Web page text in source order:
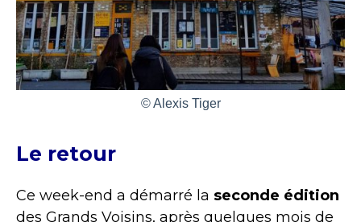
© Alexis Tiger
Le retour
Ce week-end a démarré la seconde édition
des Grands Voisins, après quelques mois de